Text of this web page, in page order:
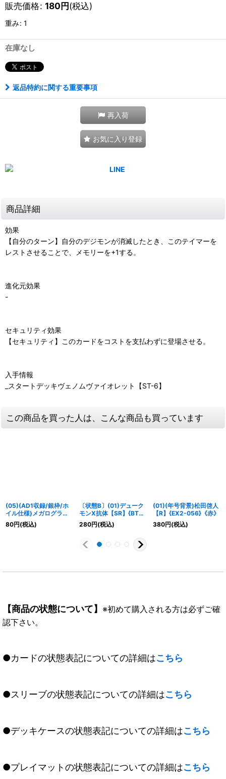
販売価格: 180円(税込)
重み: 1
在庫なし
返品特約に関する重要事項
再入荷
お気に入り登録
商品詳細
効果
【自分のターン】自分のデジモンが消滅したとき、このテイマーを
レストさせることで、メモリーを+1する。
進化元効果
-
セキュリティ効果
【セキュリティ】このカードをコストを支払わずに登場させる。
入手情報
_スタートデッキヴェノムヴァイオレット【ST-6】
この商品を買った人は、こんな商品も買っています
(05)(AD1収録/銀枠/ホ
イル仕様)メガログラウ
モンX抗体【C】{EX8-
015}《多》
80円(税込)
〔状態B〕(01)デューク
モンX抗体【SR】{BT9-
017}《赤》
280円(税込)
(01)(年号背景)松田啓人
【R】{EX2-056}《赤》
380円(税込)
【商品の状態について】 ※初めて購入される方は必ずご確
認下さい。
●カードの状態表記についての詳細はこちら
●スリーブの状態表記についての詳細はこちら
●デッキケースの状態表記についての詳細はこちら
●プレイマットの状態表記についての詳細はこちら